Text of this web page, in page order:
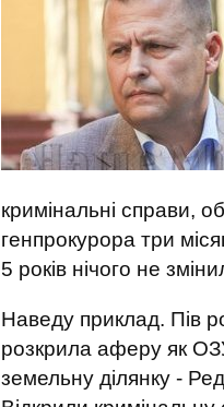
кримінальні справи,
генпрокурора три
5 років нічого не
Наведу приклад. Пів
розкрила аферу як
земельну ділянку -